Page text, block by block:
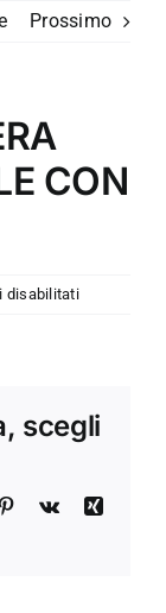
Prossimo
CON
disabilitatisu
CON
scegli
Pinterest
Vk
Xing